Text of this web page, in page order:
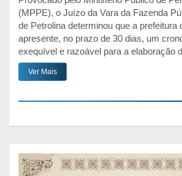
(MPPE), o Juízo da Vara da Fazenda
de Petrolina determinou que a prefeitura
apresente, no prazo de 30 dias, um
exequível e razoável para a elaboração
Ver Mais